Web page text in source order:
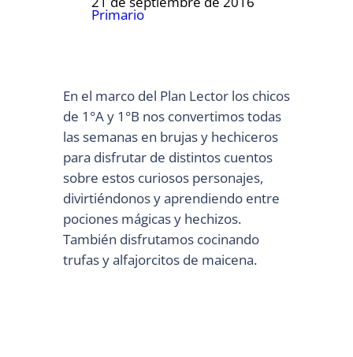
Primario
En el marco del Plan Lector los chicos
de 1°A y 1°B nos convertimos todas
las semanas en brujas y hechiceros
para disfrutar de distintos cuentos
sobre estos curiosos personajes,
divirtiéndonos y aprendiendo entre
pociones mágicas y hechizos.
También disfrutamos cocinando
trufas y alfajorcitos de maicena.